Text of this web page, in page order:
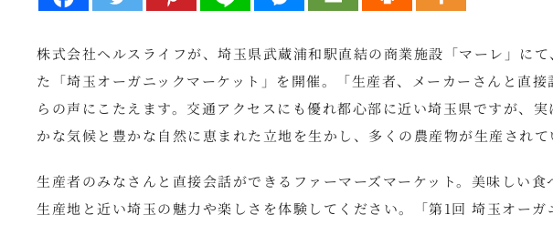
株式会社ヘルスライフが、埼玉県武蔵浦和駅直結の商業施設「マーレ」に
た「埼玉オーガニックマーケット」を開催。「生産者、メーカーさんと直
らの声にこたえます。交通アクセスにも優れ都心部に近い埼玉県ですが、
かな気候と豊かな自然に恵まれた立地を生かし、多くの農産物が生産されて
生産者のみなさんと直接会話ができるファーマーズマーケット。美味しい食
生産地と近い埼玉の魅力や楽しさを体験してください。「第1回 埼玉オー